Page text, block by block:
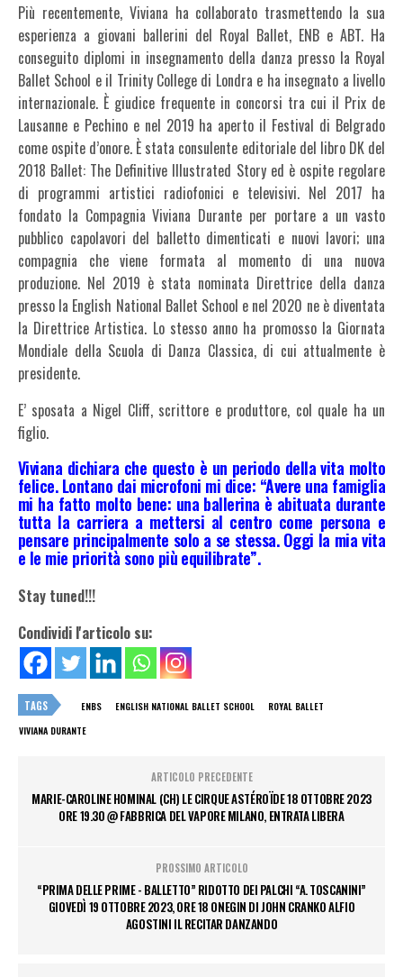
Più recentemente, Viviana ha collaborato trasmettendo la sua
esperienza a giovani ballerini del Royal Ballet, ENB e ABT. Ha
conseguito diplomi in insegnamento della danza presso la Royal
Ballet School e il Trinity College di Londra e ha insegnato a livello
internazionale. È giudice frequente in concorsi tra cui il Prix de
Lausanne e Pechino e nel 2019 ha aperto il Festival di Belgrado
come ospite d’onore. È stata consulente editoriale del libro DK del
2018 Ballet: The Definitive Illustrated Story ed è ospite regolare
di programmi artistici radiofonici e televisivi. Nel 2017 ha
fondato la Compagnia Viviana Durante per portare a un vasto
pubblico capolavori del balletto dimenticati e nuovi lavori; una
compagnia che viene formata al momento di una nuova
produzione. Nel 2019 è stata nominata Direttrice della danza
presso la English National Ballet School e nel 2020 ne è diventata
la Direttrice Artistica. Lo stesso anno ha promosso la Giornata
Mondiale della Scuola di Danza Classica, di cui attualmente è
presidente.
E’ sposata a Nigel Cliff, scrittore e produttore, col quale ha un
figlio.
Viviana dichiara che questo è un periodo della vita molto
felice. Lontano dai microfoni mi dice: “Avere una famiglia
mi ha fatto molto bene: una ballerina è abituata durante
tutta la carriera a mettersi al centro come persona e
pensare principalmente solo a se stessa. Oggi la mia vita
e le mie priorità sono più equilibrate”.
Stay tuned!!!
Condividi l'articolo su:
TAGS ENBS ENGLISH NATIONAL BALLET SCHOOL
ROYAL BALLET
VIVIANA DURANTE
ARTICOLO PRECEDENTE
MARIE-CAROLINE HOMINAL (CH) LE CIRQUE ASTÉROÏDE 18 OTTOBRE 2023
ORE 19.30 @ FABBRICA DEL VAPORE MILANO, ENTRATA LIBERA
PROSSIMO ARTICOLO
“PRIMA DELLE PRIME - BALLETTO” RIDOTTO DEI PALCHI “A. TOSCANINI”
GIOVEDÌ 19 OTTOBRE 2023, ORE 18 ONEGIN DI JOHN CRANKO ALFIO
AGOSTINI IL RECITAR DANZANDO